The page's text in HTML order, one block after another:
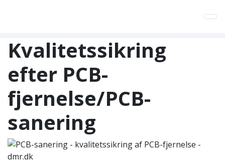
Kvalitetssikring
efter PCB-
fjernelse/PCB-
sanering